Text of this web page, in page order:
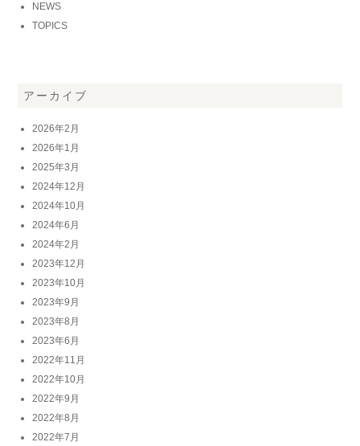
NEWS
TOPICS
アーカイブ
2026年2月
2026年1月
2025年3月
2024年12月
2024年10月
2024年6月
2024年2月
2023年12月
2023年10月
2023年9月
2023年8月
2023年6月
2022年11月
2022年10月
2022年9月
2022年8月
2022年7月